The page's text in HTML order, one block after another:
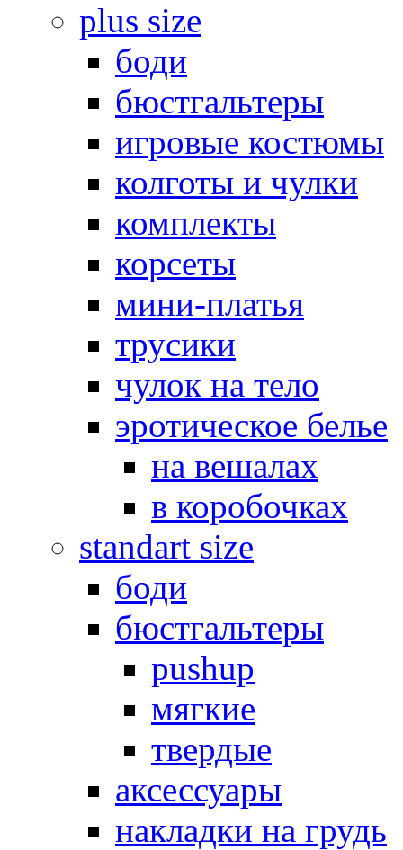
plus size
боди
бюстгальтеры
игровые костюмы
колготы и чулки
комплекты
корсеты
мини-платья
трусики
чулок на тело
эротическое белье
на вешалах
в коробочках
standart size
боди
бюстгальтеры
pushup
мягкие
твердые
аксессуары
накладки на грудь